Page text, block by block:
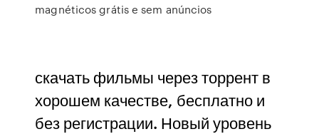
magnéticos grátis e sem anúncios
скачать фильмы через торрент в
хорошем качестве, бесплатно и
без регистрации. Новый уровень